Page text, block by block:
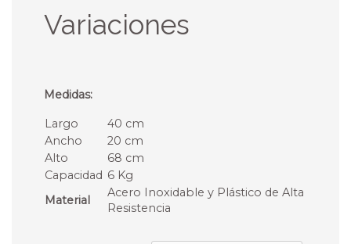
Variaciones
Medidas:
Largo
40 cm
Ancho
20 cm
Alto
68 cm
Capacidad 6 Kg
Material
Acero Inoxidable y Plástico de Alta
Resistencia